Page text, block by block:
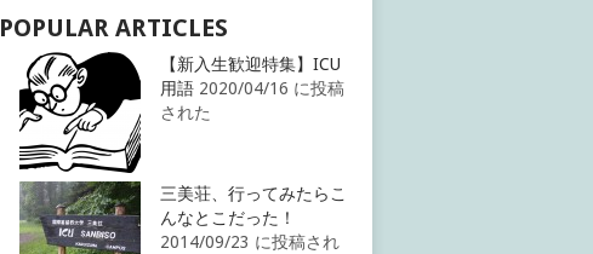
POPULAR ARTICLES
【新入生歓迎特集】ICU
用語 2020/04/16 に投稿
された
三美荘、行ってみたらこ
んなとこだった！
2014/09/23 に投稿され